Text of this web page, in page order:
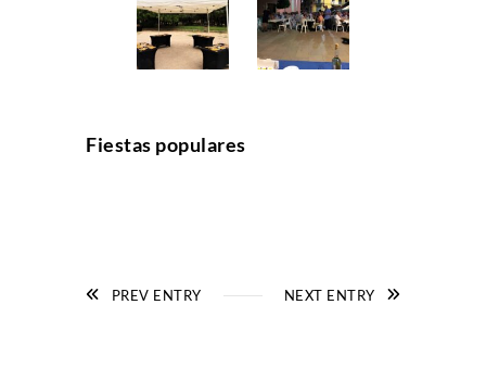
Fiestas populares
PREV ENTRY NEXT ENTRY